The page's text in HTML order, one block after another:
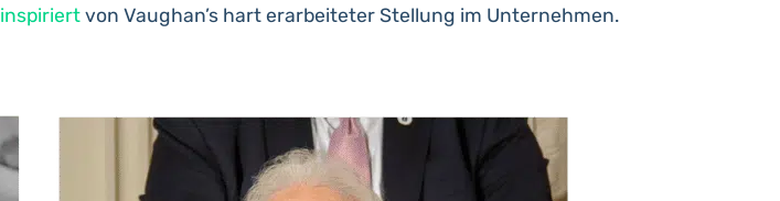
von Vaughan’s hart erarbeiteter Stellung im Unternehmen.